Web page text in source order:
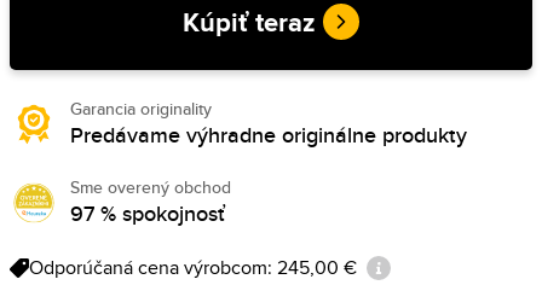
Kúpiť teraz
Garancia originality
Predávame výhradne originálne produkty
Sme overený obchod
97 % spokojnosť
Odporúčaná cena výrobcom: 245,00 €